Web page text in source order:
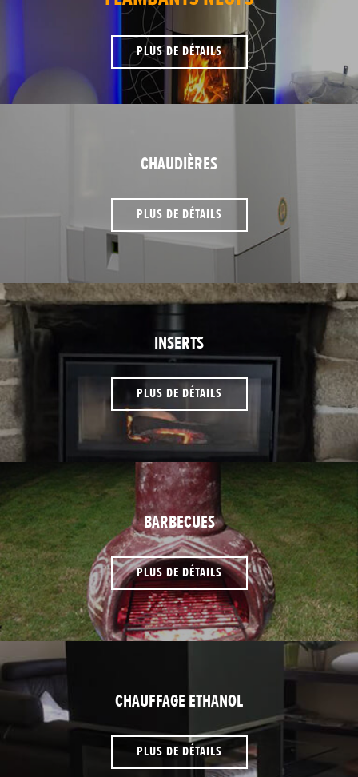
PLUS DE DÉTAILS
CHAUDIÈRES
PLUS DE DÉTAILS
INSERTS
PLUS DE DÉTAILS
BARBECUES
PLUS DE DÉTAILS
CHAUFFAGE ETHANOL
PLUS DE DÉTAILS